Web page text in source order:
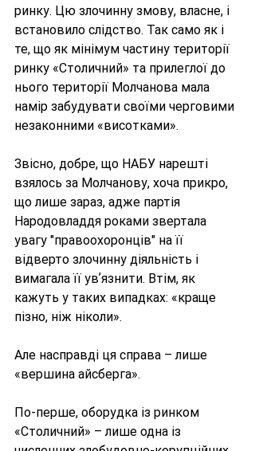
ринку. Цю злочинну змову, власне, і
встановило слідство. Так само як і
те, що як мінімум частину території
ринку «Столичний» та прилеглої до
нього території Молчанова мала
намір забудувати своїми черговими
незаконними «висотками».
Звісно, добре, що НАБУ нарешті
взялось за Молчанову, хоча прикро,
що лише зараз, адже партія
Народовладдя роками звертала
увагу "правоохоронців" на її
відверто злочинну діяльність і
вимагала її увʼязнити. Втім, як
кажуть у таких випадках: «краще
пізно, ніж ніколи».
Але насправді ця справа – лише
«вершина айсберга».
По-перше, оборудка із ринком
«Столичний» – лише одна із